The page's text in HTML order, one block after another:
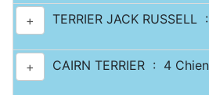
+ TERRIER JACK
+ CAIRN TERRIER : 4